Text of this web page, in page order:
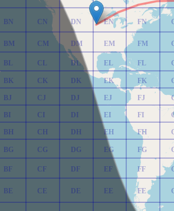
BE
BF
BG
BH
BI
BJ
BK
BL
BM
BN
CE
CF
CG
CH
CI
CJ
CK
CL
CM
CN
DE
DF
DG
DH
DI
DJ
DK
DL
DM
DN
EE
EF
EG
EH
EI
EJ
EK
EL
EM
EN
FE
FF
FG
FH
FI
FJ
FK
FL
FM
FN